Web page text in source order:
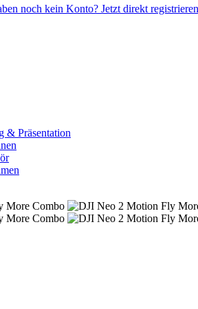
noch kein Konto? Jetzt direkt
& Präsentation